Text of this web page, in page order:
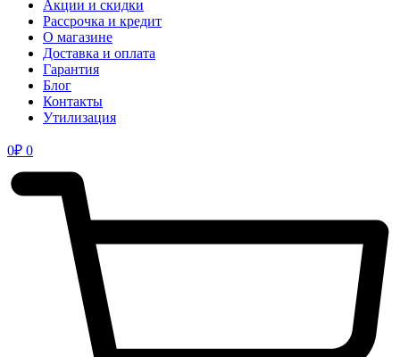
Акции и скидки
Рассрочка и кредит
О магазине
Доставка и оплата
Гарантия
Блог
Контакты
Утилизация
0₽ 0